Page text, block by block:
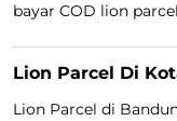
bayar COD lion
Lion Parcel Di
Lion Parcel di